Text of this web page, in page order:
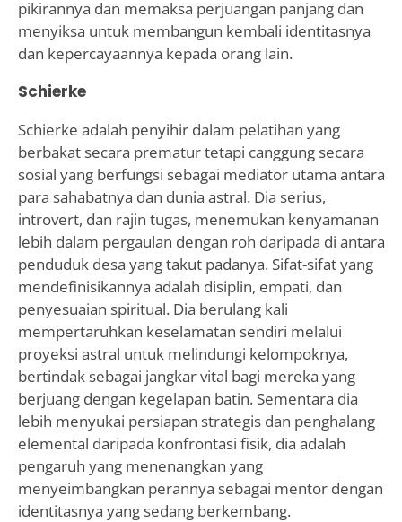
pikirannya dan memaksa perjuangan panjang dan
menyiksa untuk membangun kembali identitasnya
dan kepercayaannya kepada orang lain.
Schierke
Schierke adalah penyihir dalam pelatihan yang
berbakat secara prematur tetapi canggung secara
sosial yang berfungsi sebagai mediator utama antara
para sahabatnya dan dunia astral. Dia serius,
introvert, dan rajin tugas, menemukan kenyamanan
lebih dalam pergaulan dengan roh daripada di antara
penduduk desa yang takut padanya. Sifat-sifat yang
mendefinisikannya adalah disiplin, empati, dan
penyesuaian spiritual. Dia berulang kali
mempertaruhkan keselamatan sendiri melalui
proyeksi astral untuk melindungi kelompoknya,
bertindak sebagai jangkar vital bagi mereka yang
berjuang dengan kegelapan batin. Sementara dia
lebih menyukai persiapan strategis dan penghalang
elemental daripada konfrontasi fisik, dia adalah
pengaruh yang menenangkan yang
menyeimbangkan perannya sebagai mentor dengan
identitasnya yang sedang berkembang.